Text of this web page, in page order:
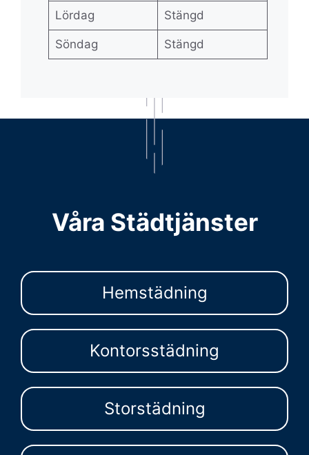
Lördag Stängd
Söndag Stängd
Våra Städtjänster
Hemstädning
Kontorsstädning
Storstädning